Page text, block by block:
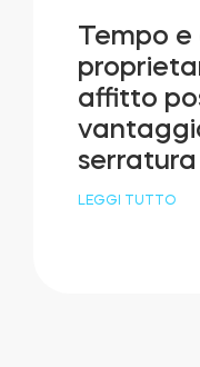
Tempo e
affitto
LEGGI TUTTO